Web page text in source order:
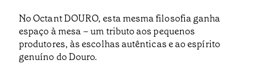
No Octant DOURO, esta mesma filosofia ganha
espaço à mesa – um tributo aos pequenos
produtores, às escolhas autênticas e ao espírito
genuíno do Douro.